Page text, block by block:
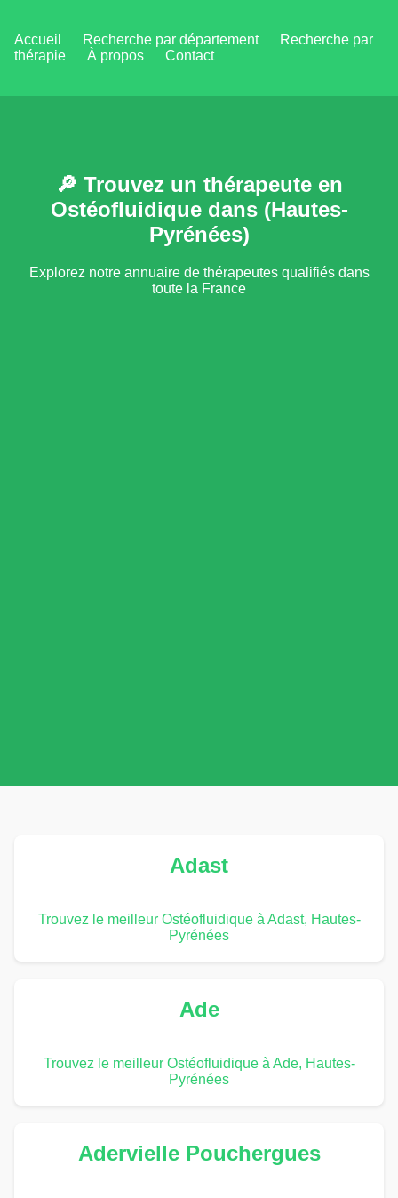
Accueil Recherche par département
Recherche par
thérapie
À propos Contact
🔎 Trouvez un thérapeute en
Ostéofluidique dans (Hautes-
Pyrénées)
Explorez notre annuaire de thérapeutes qualifiés dans
toute la France
Adast
Trouvez le meilleur Ostéofluidique à Adast, Hautes-
Pyrénées
Ade
Trouvez le meilleur Ostéofluidique à Ade, Hautes-
Pyrénées
Adervielle Pouchergues